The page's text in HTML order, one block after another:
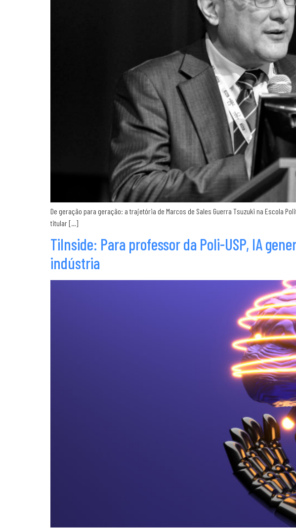
De geração para geração: a trajetória de Marcos de Sales Guerra Tsuzuki na Escola
titular […]
TiInside: Para professor da Poli-USP, IA
indústria